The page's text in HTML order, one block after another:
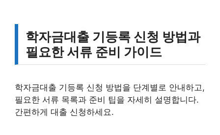
학자금대출 기등록 신청 방법과
필요한 서류 준비 가이드
학자금대출 기등록 신청 방법을 단계별로 안내하고,
필요한 서류 목록과 준비 팁을 자세히 설명합니다.
간편하게 대출 신청하세요.